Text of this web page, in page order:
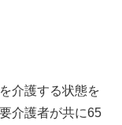
介護する状態を
介護者が共に65